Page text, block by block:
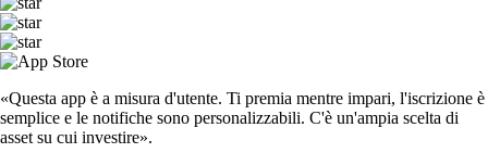
«Questa app è a misura d'utente. Ti premia mentre impari, l'iscrizione è
semplice e le notifiche sono personalizzabili. C'è un'ampia scelta di
asset su cui investire».